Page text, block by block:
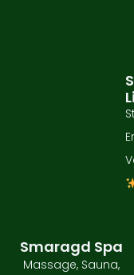
Smaragd Spa
Massage, Sauna,